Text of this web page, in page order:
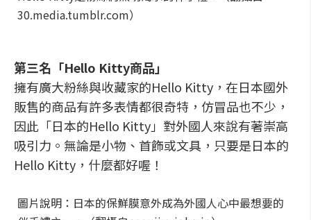
30.media.tumblr.com）
第三名「Hello Kitty商品」
擁有廣大粉絲與收藏家的Hello Kitty，在日本國外
販售的商品有許多表情都很奇特，仿冒品也不少，
因此「日本的Hello Kitty」對外國人來說有著崇高
吸引力。無論是小物、首飾或文具，只要是日本的
Hello Kitty，什麼都好喔！
圖片說明：日本的保鮮膜意外成為外國人心中最想要的